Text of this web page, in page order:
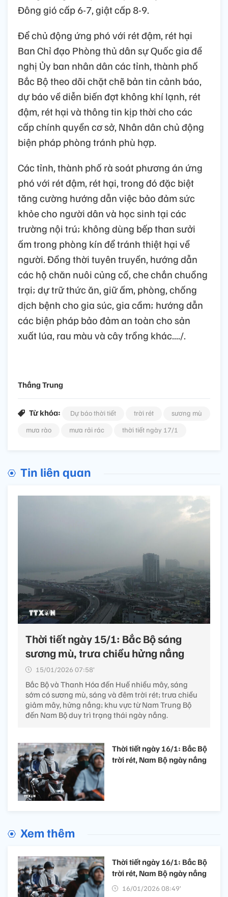
Đông gió cấp 6-7, giật cấp 8-9.
Để chủ động ứng phó với rét đậm, rét hại
Ban Chỉ đạo Phòng thủ dân sự Quốc gia đề
nghị Ủy ban nhân dân các tỉnh, thành phố
Bắc Bộ theo dõi chặt chẽ bản tin cảnh báo,
dự báo về diễn biến đợt không khí lạnh, rét
đậm, rét hại và thông tin kịp thời cho các
cấp chính quyền cơ sở, Nhân dân chủ động
biện pháp phòng tránh phù hợp.
Các tỉnh, thành phố rà soát phương án ứng
phó với rét đậm, rét hại, trong đó đặc biệt
tăng cường hướng dẫn việc bảo đảm sức
khỏe cho người dân và học sinh tại các
trường nội trú; không dùng bếp than sưởi
ấm trong phòng kín để tránh thiệt hại về
người. Đồng thời tuyên truyền, hướng dẫn
các hộ chăn nuôi củng cố, che chắn chuồng
trại; dự trữ thức ăn, giữ ấm, phòng, chống
dịch bệnh cho gia súc, gia cầm; hướng dẫn
các biện pháp bảo đảm an toàn cho sản
xuất lúa, rau màu và cây trồng khác..../.
Thắng Trung
Từ khóa: Dự báo thời tiết trời rét
sương mù
mưa rào
mưa rải rác thời tiết ngày 17/1
Tin liên quan
Thời tiết ngày 15/1: Bắc Bộ sáng
sương mù, trưa chiều hửng nắng
15/01/2026 07:58’
Bắc Bộ và Thanh Hóa đến Huế nhiều mây, sáng
sớm có sương mù, sáng và đêm trời rét; trưa chiều
giảm mây, hửng nắng; khu vực từ Nam Trung Bộ
đến Nam Bộ duy trì trạng thái ngày nắng.
Thời tiết ngày 16/1: Bắc Bộ
trời rét, Nam Bộ ngày nắng
Xem thêm
Thời tiết ngày 16/1: Bắc Bộ
trời rét, Nam Bộ ngày nắng
16/01/2026 08:49’